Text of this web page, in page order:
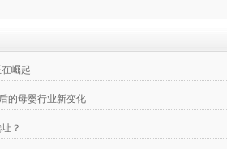
崛起
的母婴行业新变化
？